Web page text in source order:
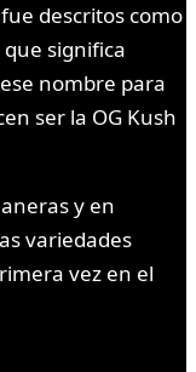
descritos como
significa
nombre para
ser la OG Kush
y en
variedades
vez en el